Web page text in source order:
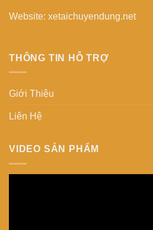
Website: xetaichuyendung.net
THÔNG TIN HỖ TRỢ
Giới Thiệu
Liên Hệ
VIDEO SẢN PHẨM